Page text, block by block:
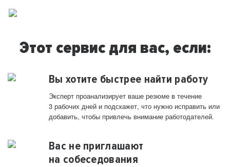
Этот сервис для вас, если:
Вы хотите быстрее найти работу
Эксперт проанализирует ваше резюме в течение
3 рабочих дней и подскажет, что нужно исправить или
добавить, чтобы привлечь внимание работодателей.
Вас не приглашают
на собеседования